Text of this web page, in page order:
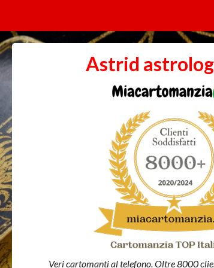
Astrid
Veri cartomanti al telefono. Oltre 8000